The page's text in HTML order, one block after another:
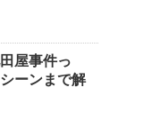
屋事件っ
ーンまで解